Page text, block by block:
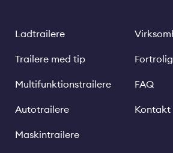
Footer
Ladtrailere
Trailere med tip
Multifunktionstrailere
Autotrailere
Maskintrailere
Legal
FAQ
Kontakt